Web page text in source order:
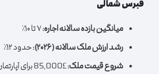
قبرس شمالی
میانگین بازده سالانه اجاره:
رشد ارزش ملک سالانه (۲۰۲۶):
حدود ۱۲٪
شروع قیمت ملک:£85,000 برای آپارتمان ۱ خوابه